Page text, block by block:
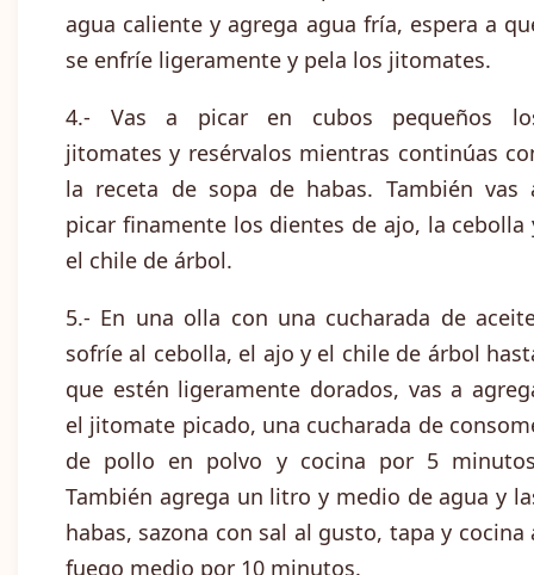
agua caliente y agrega agua fría, espera a
se enfríe ligeramente y pela los jitomates.
4.- Vas a picar en cubos pequeños
jitomates y resérvalos mientras continúas
la receta de sopa de habas. También vas
picar finamente los dientes de ajo, la cebolla
el chile de árbol.
5.- En una olla con una cucharada de
sofríe al cebolla, el ajo y el chile de árbol
que estén ligeramente dorados, vas a
el jitomate picado, una cucharada de
de pollo en polvo y cocina por 5
También agrega un litro y medio de agua y
habas, sazona con sal al gusto, tapa y cocina
fuego medio por 10 minutos.